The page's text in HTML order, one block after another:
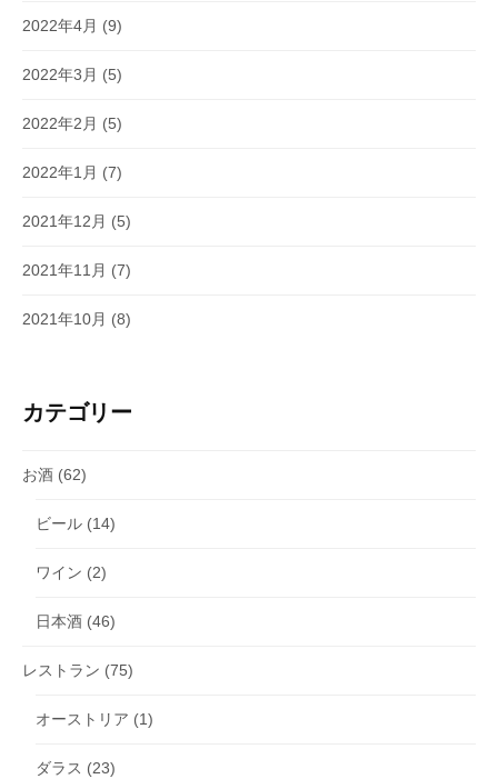
2022年4月 (9)
2022年3月 (5)
2022年2月 (5)
2022年1月 (7)
2021年12月 (5)
2021年11月 (7)
2021年10月 (8)
カテゴリー
お酒 (62)
ビール (14)
ワイン (2)
日本酒 (46)
レストラン (75)
オーストリア (1)
ダラス (23)